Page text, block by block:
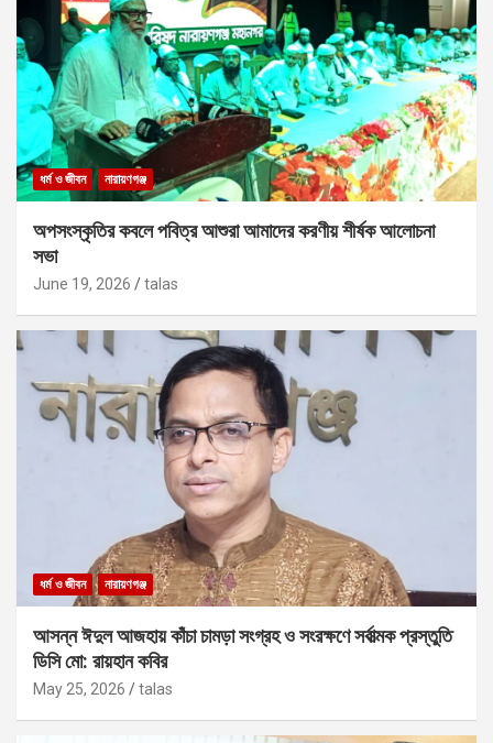
ধর্ম ও জীবন নারায়ণগঞ্জ
অপসংস্কৃতির কবলে পবিত্র আশুরা আমাদের করণীয় শীর্ষক আলোচনা
সভা
June 19, 2026 talas
ধর্ম ও জীবন নারায়ণগঞ্জ
আসন্ন ঈদুল আজহায় কাঁচা চামড়া সংগ্রহ ও সংরক্ষণে সর্বাত্মক প্রস্তুতি
ডিসি মো: রায়হান কবির
May 25, 2026 talas